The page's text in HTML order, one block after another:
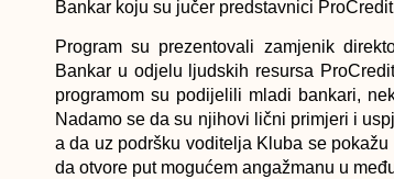
Bankar koju su jučer predstavnici
Program su prezentovali zamjenik
Bankar u odjelu ljudskih resursa
programom su podijelili mladi bankari,
Nadamo se da su njihovi lični primjeri i
a da uz podršku voditelja Kluba se
da otvore put mogućem angažmanu u